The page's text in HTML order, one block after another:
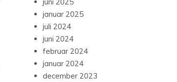
januar 2025
juli 2024
juni 2024
februar 2024
januar 2024
december 2023